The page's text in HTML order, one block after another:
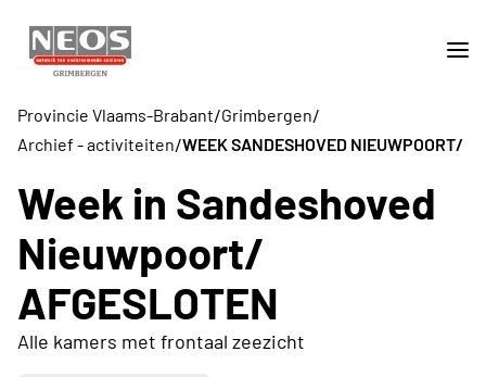
Provincie Vlaams-Brabant/Grimbergen/
Archief - activiteiten/WEEK SANDESHOVED NIEUWPOORT/
Week in Sandeshoved
Nieuwpoort/
AFGESLOTEN
Alle kamers met frontaal zeezicht